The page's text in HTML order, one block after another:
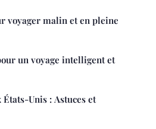
voyager malin et en pleine
un voyage intelligent et
Unis : Astuces et